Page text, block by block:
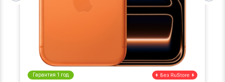
Гарантия 1 год